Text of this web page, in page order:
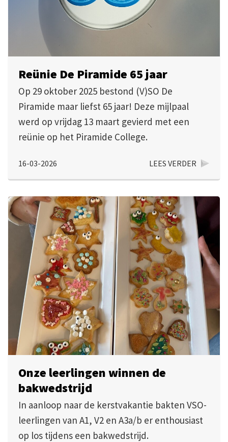
Reünie De Piramide 65 jaar
Op 29 oktober 2025 bestond (V)SO De
Piramide maar liefst 65 jaar! Deze mijlpaal
werd op vrijdag 13 maart gevierd met een
reünie op het Piramide College.
16-03-2026 LEES VERDER
Onze leerlingen winnen de
bakwedstrijd
In aanloop naar de kerstvakantie bakten VSO-
leerlingen van A1, V2 en A3a/b er enthousiast
op los tijdens een bakwedstrijd.